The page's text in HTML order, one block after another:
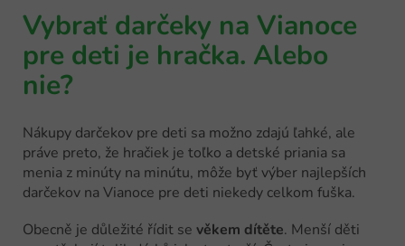
Vybrať darčeky na Vianoce
pre deti je hračka. Alebo
nie?
Nákupy darčekov pre deti sa možno zdajú ľahké, ale
práve preto, že hračiek je toľko a detské priania sa
menia z minúty na minútu, môže byť výber najlepších
darčekov na Vianoce pre deti niekedy celkom fuška.
Obecně je důležité řídit se věkem dítěte. Menší děti